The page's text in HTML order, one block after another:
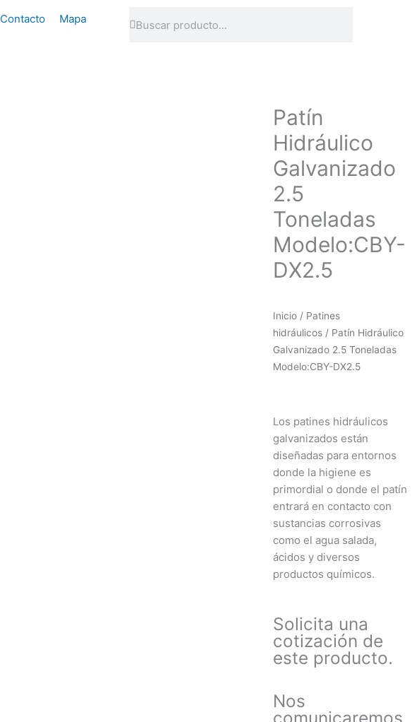
Contacto
Mapa
Patín
Hidráulico
Galvanizado
2.5
Toneladas
Modelo:CBY-
DX2.5
Inicio / Patines
hidráulicos / Patín Hidráulico
Galvanizado 2.5 Toneladas
Modelo:CBY-DX2.5
Los patines hidráulicos
galvanizados están
diseñadas para entornos
donde la higiene es
primordial o donde el patín
entrará en contacto con
sustancias corrosivas
como el agua salada,
ácidos y diversos
productos químicos.
Solicita una
cotización de
este producto.
Nos